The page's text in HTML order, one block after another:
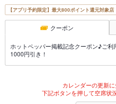
【アプリ予約限定】最大800ポイント還元対象店
クーポン
ホットペッパー掲載記念クーポン♪ご利
1000円引き！
カレンダーの更新に
下記ボタンを押して空席状